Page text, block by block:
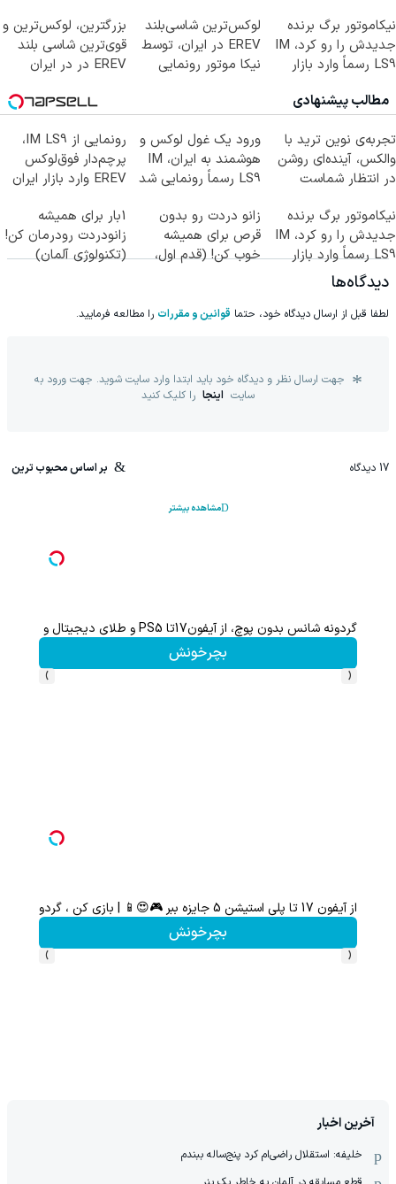
نیکاموتور برگ برنده
جدیدش را رو کرد، IM
LS9 رسماً وارد بازار
لوکس‌ترین شاسی‌بلند
EREV در ایران، توسط
نیکا موتور رونمایی
بزرگترین، لوکس‌ترین و
قوی‌ترین شاسی بلند
EREV در در ایران
مطالب پیشنهادی
تجربه‌ی نوین ترید با
والکس، آینده‌ای روشن
در انتظار شماست
ورود یک غول لوکس و
هوشمند به ایران، IM
LS9 رسماً رونمایی شد
رونمایی از IM LS9،
پرچم‌دار فوق‌لوکس
EREV وارد بازار ایران
نیکاموتور برگ برنده
جدیدش را رو کرد، IM
LS9 رسماً وارد بازار
ایران شد
زانو دردت رو بدون
قرص برای همیشه
خوب کن! (قدم اول،
1بار برای همیشه
زانودردت رودرمان کن!
(تکنولوژی آلمان)
دیدگاه‌ها
لطفا قبل از ارسال دیدگاه خود، حتما قوانین و مقررات را مطالعه فرمایید.
جهت ارسال نظر و دیدگاه خود باید ابتدا وارد سایت شوید. جهت ورود به
سایت اینجا را کلیک کنید
17 دیدگاه بر اساس محبوب ترین
مشاهده بیشتر
گردونه شانس بدون پوچ، از آیفون17تا PS5 و طلای دیجیتال و دلار🔥
بچرخونش
‹
›
از آیفون 17 تا پلی استیشن 5 جایزه ببر 🎮😍📱 | بازی کن ، گردونه بچرخون
بچرخونش
‹
›
آخرین اخبار
خلیفه: استقلال راضی‌ام کرد پنج‌ساله ببندم